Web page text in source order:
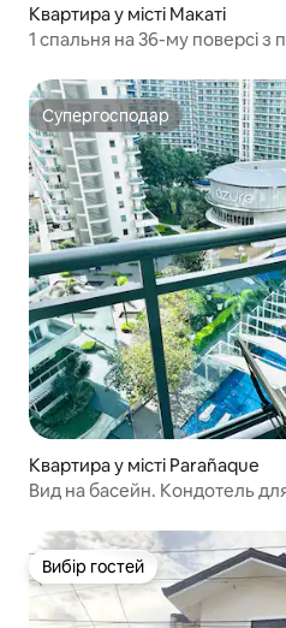
Квартира у місті Макаті
1 спальня на 36-му поверсі
Супергосподар
Супергосподар
Квартира у місті Parañaque
Вид на басейн. Кондотель
Вибір гостей
Вибір гостей